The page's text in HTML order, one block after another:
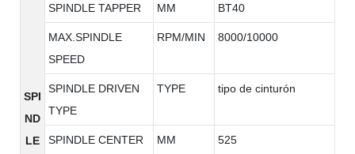
SPI
ND
LE
SPINDLE TAPPER MM BT40
MAX.SPINDLE
SPEED
RPM/MIN 8000/10000
SPINDLE DRIVEN
TYPE
TYPE tipo de cinturón
SPINDLE CENTER
MM 525